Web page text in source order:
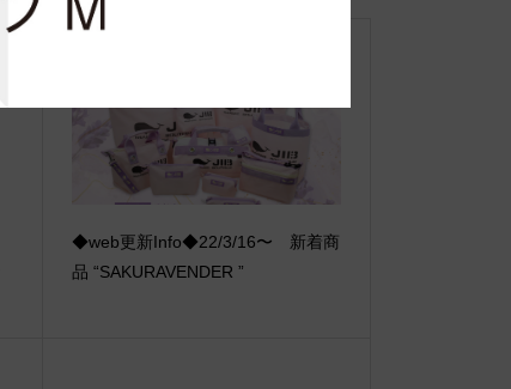
◆web更新Info◆22/3/16〜 新着商
品 “SAKURAVENDER ”